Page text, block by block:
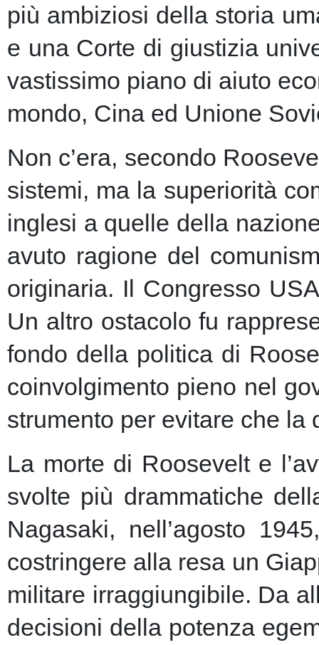
più ambiziosi della storia
e una Corte di giustizia
vastissimo piano di aiuto
mondo, Cina ed Unione
Non c’era, secondo
sistemi, ma la superiorità
inglesi a quelle della
avuto ragione del
originaria. Il Congresso
Un altro ostacolo fu
fondo della politica di
coinvolgimento pieno nel
strumento per evitare che
La morte di Roosevelt e
svolte più drammatiche
Nagasaki, nell’agosto
costringere alla resa un
militare irraggiungibile. Da
decisioni della potenza